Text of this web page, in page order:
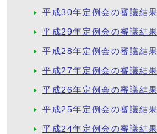
平成30年定例会の審議結果
平成29年定例会の審議結果
平成28年定例会の審議結果
平成27年定例会の審議結果
平成26年定例会の審議結果
平成25年定例会の審議結果
平成24年定例会の審議結果